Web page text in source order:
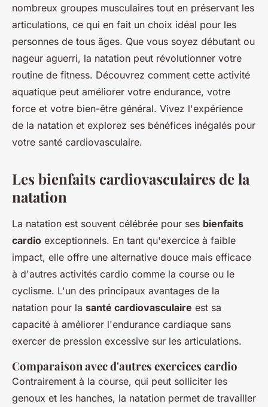
nombreux groupes musculaires tout en préservant les
articulations, ce qui en fait un choix idéal pour les
personnes de tous âges. Que vous soyez débutant ou
nageur aguerri, la natation peut révolutionner votre
routine de fitness. Découvrez comment cette activité
aquatique peut améliorer votre endurance, votre
force et votre bien-être général. Vivez l'expérience
de la natation et explorez ses bénéfices inégalés pour
votre santé cardiovasculaire.
Les bienfaits cardiovasculaires de la
natation
La natation est souvent célébrée pour ses bienfaits
cardio exceptionnels. En tant qu'exercice à faible
impact, elle offre une alternative douce mais efficace
à d'autres activités cardio comme la course ou le
cyclisme. L'un des principaux avantages de la
natation pour la santé cardiovasculaire est sa
capacité à améliorer l'endurance cardiaque sans
exercer de pression excessive sur les articulations.
Comparaison avec d'autres exercices cardio
Contrairement à la course, qui peut solliciter les
genoux et les hanches, la natation permet de travailler